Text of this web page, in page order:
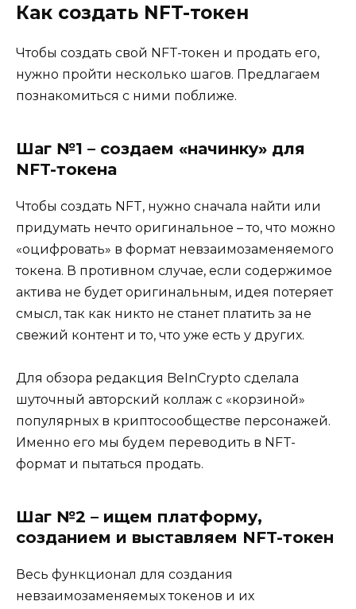
Как создать NFT-токен
Чтобы создать свой NFT-токен и продать его,
нужно пройти несколько шагов. Предлагаем
познакомиться с ними поближе.
Шаг №1 – создаем «начинку» для
NFT-токена
Чтобы создать NFT, нужно сначала найти или
придумать нечто оригинальное – то, что можно
«оцифровать» в формат невзаимозаменяемого
токена. В противном случае, если содержимое
актива не будет оригинальным, идея потеряет
смысл, так как никто не станет платить за не
свежий контент и то, что уже есть у других.
Для обзора редакция BeInCrypto сделала
шуточный авторский коллаж с «корзиной»
популярных в криптосообществе персонажей.
Именно его мы будем переводить в NFT-
формат и пытаться продать.
Шаг №2 – ищем платформу,
созданием и выставляем NFT-токен
Весь функционал для создания
невзаимозаменяемых токенов и их